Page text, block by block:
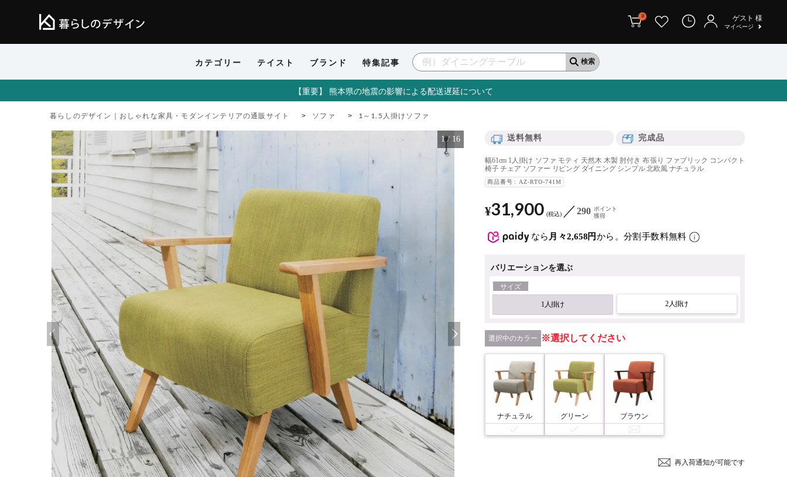
カテゴリー テイスト ブランド 特集記事
0 ゲスト 様
マイページ
【重要】 熊本県の地震の影響による配送遅延について
暮らしのデザイン｜おしゃれな家具・モダンインテリアの通販サイト ソファ 1～1.5人掛けソファ
1 / 16 送料無料 完成品
幅61cm 1人掛け ソファ モティ 天然木 木製 肘付き 布張り ファブリック コンパクト
椅子 チェア ソファー リビング ダイニング シンプル 北欧風 ナチュラル
商品番号 AZ-RTO-741M
なら 月々2,658円から。分割手数料無料
¥31,900 税込 290 ポイント
獲得
バリエーションを選ぶ
サイズ
1人掛け 2人掛け
カラー 選択してください
ナチュラル グリーン ブラウン
再入荷通知が可能です